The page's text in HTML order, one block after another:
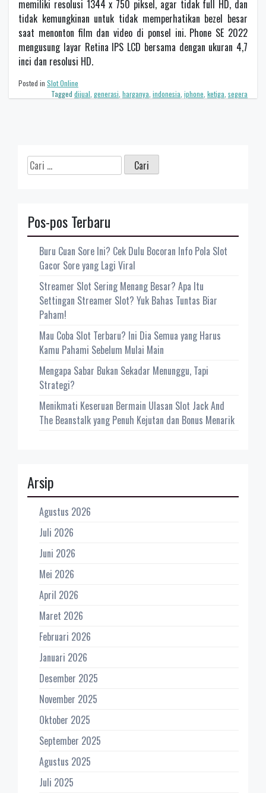
memiliki resolusi 1344 x 750 piksel, agar tidak full HD, dan
tidak kemungkinan untuk tidak memperhatikan bezel besar
saat menonton film dan video di ponsel ini. Phone SE 2022
mengusung layar Retina IPS LCD bersama dengan ukuran 4,7
inci dan resolusi HD.
Posted in Slot Online
Tagged dijual generasi harganya indonesia iphone ketiga segera
Cari
untuk:
Pos-pos Terbaru
Buru Cuan Sore Ini? Cek Dulu Bocoran Info Pola Slot
Gacor Sore yang Lagi Viral
Streamer Slot Sering Menang Besar? Apa Itu
Settingan Streamer Slot? Yuk Bahas Tuntas Biar
Paham!
Mau Coba Slot Terbaru? Ini Dia Semua yang Harus
Kamu Pahami Sebelum Mulai Main
Mengapa Sabar Bukan Sekadar Menunggu, Tapi
Strategi?
Menikmati Keseruan Bermain Ulasan Slot Jack And
The Beanstalk yang Penuh Kejutan dan Bonus Menarik
Arsip
Agustus 2026
Juli 2026
Juni 2026
Mei 2026
April 2026
Maret 2026
Februari 2026
Januari 2026
Desember 2025
November 2025
Oktober 2025
September 2025
Agustus 2025
Juli 2025